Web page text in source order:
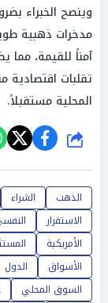
وينصح الخبراء
مدخرات ذهبية
آمناً للقيمة،
تقلبات اقتصادية
المحلية مستقبلاً.
شارك
الذهب الشراء
الاستقرار
الأمريكية
الأسواق
الدول
السوق المحلي